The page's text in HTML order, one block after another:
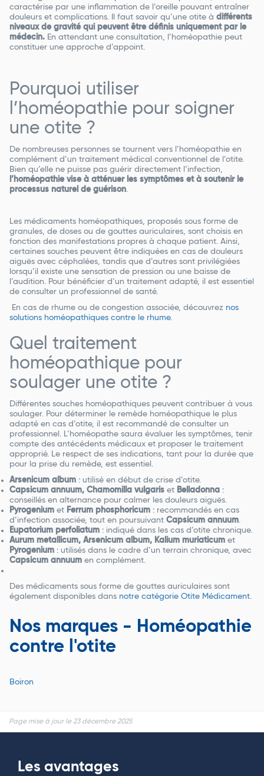
caractérise par une inflammation de l’oreille pouvant entraîner
douleurs et complications. Il faut savoir qu’une otite à différents
niveaux de gravité qui peuvent être définis uniquement par le
médecin. En attendant une consultation, l’homéopathie peut
constituer une approche d’appoint.
Pourquoi utiliser
l’homéopathie pour soigner
une otite ?
De nombreuses personnes se tournent vers l’homéopathie en
complément d’un traitement médical conventionnel de l’otite.
Bien qu’elle ne puisse pas guérir directement l’infection,
l’homéopathie vise à atténuer les symptômes et à soutenir le
processus naturel de guérison.
Les médicaments homéopathiques, proposés sous forme de
granules, de doses ou de gouttes auriculaires, sont choisis en
fonction des manifestations propres à chaque patient. Ainsi,
certaines souches peuvent être indiquées en cas de douleurs
aiguës avec céphalées, tandis que d’autres sont privilégiées
lorsqu’il existe une sensation de pression ou une baisse de
l’audition. Pour bénéficier d’un traitement adapté, il est essentiel
de consulter un professionnel de santé.
En cas de rhume ou de congestion associée, découvrez nos
solutions homéopathiques contre le rhume.
Quel traitement
homéopathique pour
soulager une otite ?
Différentes souches homéopathiques peuvent contribuer à vous
soulager. Pour déterminer le remède homéopathique le plus
adapté en cas d’otite, il est recommandé de consulter un
professionnel. L’homéopathe saura évaluer les symptômes, tenir
compte des antécédents médicaux et proposer le traitement
approprié. Le respect de ses indications, tant pour la durée que
pour la prise du remède, est essentiel.
Arsenicum album : utilisé en début de crise d’otite.
Capsicum annuum, Chamomilla vulgaris et Belladonna :
conseillés en alternance pour calmer les douleurs aiguës.
Pyrogenium et Ferrum phosphoricum : recommandés en cas
d’infection associée, tout en poursuivant Capsicum annuum.
Eupatorium perfoliatum : indiqué dans les cas d’otite chronique.
Aurum metallicum, Arsenicum album, Kalium muriaticum et
Pyrogenium : utilisés dans le cadre d’un terrain chronique, avec
Capsicum annuum en complément.
Des médicaments sous forme de gouttes auriculaires sont
également disponibles dans notre catégorie Otite Médicament.
Nos marques - Homéopathie
contre l'otite
Boiron
Page mise à jour le 23 décembre 2025
Les avantages